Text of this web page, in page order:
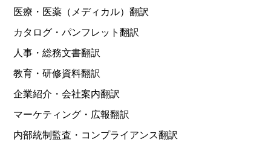
医療・医薬（メディカル）翻訳
カタログ・パンフレット翻訳
人事・総務文書翻訳
教育・研修資料翻訳
企業紹介・会社案内翻訳
マーケティング・広報翻訳
内部統制監査・コンプライアンス翻訳